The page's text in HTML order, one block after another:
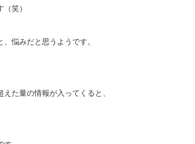
笑）
悩みだと思うようです。
た量の情報が入ってくると、